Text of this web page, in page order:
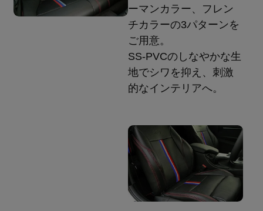
ーマンカラー、フレン
チカラーの3パターンを
ご用意。
SS-PVCのしなやかな生
地でシワを抑え、刺激
的なインテリアへ。